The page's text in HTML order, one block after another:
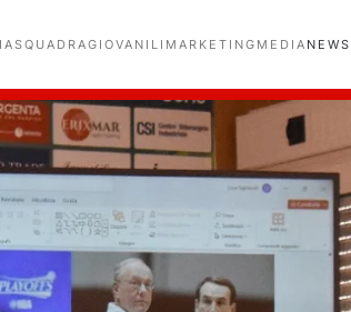
SQUADRAGIOVANILI MARKETING MEDIA NEWS